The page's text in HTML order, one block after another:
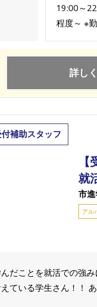
19:00～
程度～ ※
詳し
補助スタッフ
就
市
アル
んだことを就活での強
ている学生さん！！